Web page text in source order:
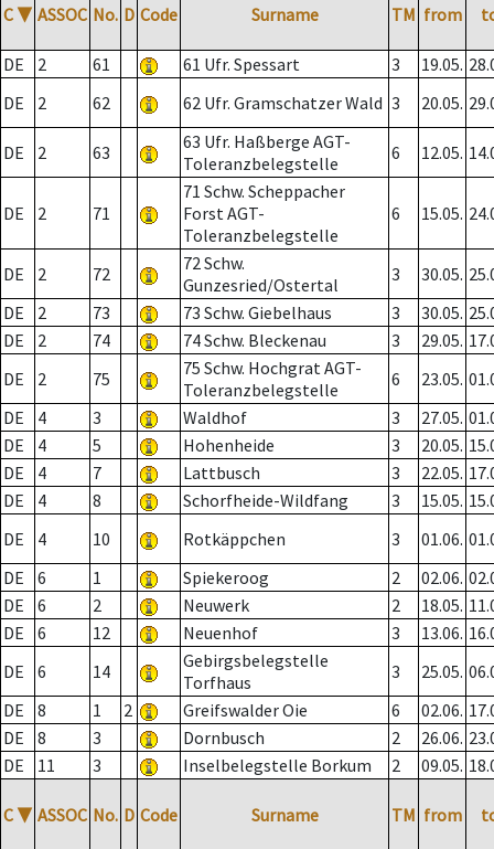
C ▼ ASSOC No. D Code Surname TM from
DE 2 61 61 Ufr. Spessart 3 19.05.
DE
2 62 62 Ufr. Gramschatzer Wald 3 20.05.
DE 2 63
63 Ufr. Haßberge AGT-
Toleranzbelegstelle
6 12.05.
DE 2 71
71 Schw. Scheppacher
Forst AGT-
Toleranzbelegstelle
6 15.05.
DE 2 72
72 Schw.
Gunzesried/Ostertal
3 30.05.
DE
2 73 73 Schw. Giebelhaus 3 30.05.
DE
2 74 74 Schw. Bleckenau 3 29.05.
DE
2 75
75 Schw. Hochgrat AGT-
Toleranzbelegstelle
6 23.05.
DE
4 3 Waldhof 3 27.05.
DE
4 5 Hohenheide 3 20.05.
DE
4 7 Lattbusch 3 22.05.
DE
4 8 Schorfheide-Wildfang 3 15.05.
DE
4 10 Rotkäppchen 3 01.06.
DE
6 1 Spiekeroog 2 02.06.
DE
6 2 Neuwerk 2 18.05.
DE
6 12 Neuenhof 3 13.06.
DE
6 14
Gebirgsbelegstelle
Torfhaus
3 25.05.
DE
8 1 2 Greifswalder Oie 6 02.06.
DE
8 3 Dornbusch 2 26.06.
DE
11 3 Inselbelegstelle Borkum 2 09.05.
C ▼ ASSOC No. D Code Surname TM from